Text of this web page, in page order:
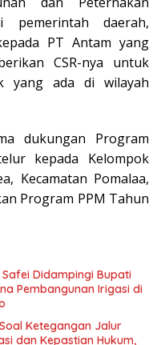
pemerintah daerah,
PT Antam yang
CSR-nya untuk
yang ada di wilayah
dukungan Program
kepada Kelompok
Kecamatan Pomalaa,
Program PPM Tahun
Safei Didampingi Bupati
Pembangunan Irigasi di
Ketegangan Jalur